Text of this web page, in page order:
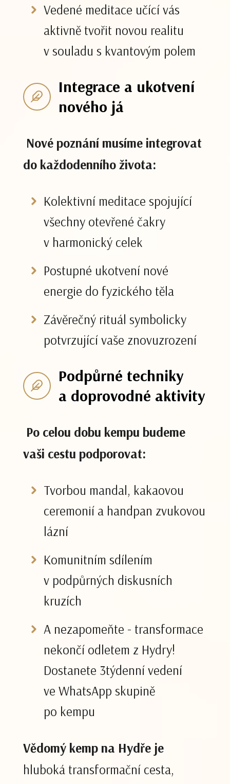
Vedené meditace učící vás
aktivně tvořit novou realitu
v souladu s kvantovým polem
Integrace a ukotvení
nového já
Nové poznání musíme integrovat
do každodenního života:
Kolektivní meditace spojující
všechny otevřené čakry
v harmonický celek
Postupné ukotvení nové
energie do fyzického těla
Závěrečný rituál symbolicky
potvrzující vaše znovuzrození
Podpůrné techniky
a doprovodné aktivity
Po celou dobu kempu budeme
vaši cestu podporovat:
Tvorbou mandal, kakaovou
ceremonií a handpan zvukovou
lázní
Komunitním sdílením
v podpůrných diskusních
kruzích
A nezapomeňte - transformace
nekončí odletem z Hydry!
Dostanete 3týdenní vedení
ve WhatsApp skupině
po kempu
Vědomý kemp na Hydře je
hluboká transformační cesta,